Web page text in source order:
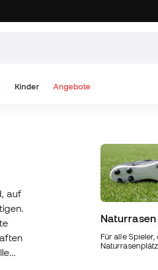
Kinder Angebote
auf
Naturrasen
Für alle Spieler,